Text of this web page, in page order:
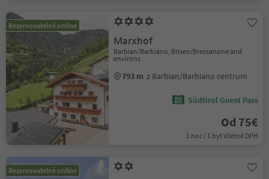
Rezervovatelné online
Marxhof
Barbian/Barbiano, Brixen/Bressanone and
environs
793 m z Barbian/Barbiano centrum
Südtirol Guest Pass
Od 75€
1 noc / 1 byt Včetně DPH
Rezervovatelné online